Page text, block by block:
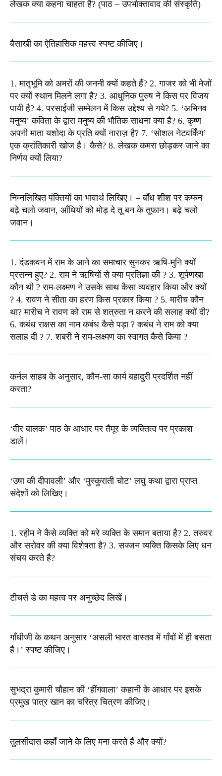
लेखक क्या कहना चाहता है? (पाठ – उपभोक्तावाद की संस्कृति)
बैसाखी का ऐतिहासिक महत्त्व स्पष्ट कीजिए।​
1. मातृभूमि को अमरों की जननी क्यों कहते हैं? 2. गाजर को भी मेजों
पर क्यों स्थान मिलने लगा है? 3. आधुनिक पुरुष ने किस पर विजय
पायी है? 4. परसाईजी सम्मेलन में किस उद्देश्य से गये? 5. ‘अभिनव
मनुष्य’ कविता के द्वारा मनुष्य की भौतिक साधना क्या है? 6. कृष्ण
अपनी माता यशोदा के प्रति क्यों नाराज़ है? 7. ‘सोशल नेटवर्किंग’
एक क्रांतिकारी खोज है। कैसे? 8. लेखक कमरा छोड़कर जाने का
निर्णय क्यों लिया?​
निम्नलिखित पंक्तियों का भावार्थ लिखिए। – बाँध शीश पर कफन
बढ़े चलो जवान, आँधियों को मोड़ दे तू बन के तूफान। बढ़े चलो
जवान। ​
1. दंडकवन में राम के आने का समाचार सुनकर ऋषि-मुनि क्यों
प्रसन्न हुए? 2. राम ने ऋषियों से क्या प्रतिज्ञा की ? 3. शूर्पणखा
कौन थी ? राम-लक्ष्मण ने उसके साथ कैसा व्यवहार किया और क्यों
? 4. रावण ने सीता का हरण किस प्रकार किया ? 5. मारीच कौन
था? मारीच ने रावण को राम से शत्रुता न करने की सलाह क्यों दी?
6. कबंध राक्षस का नाम कबंध कैसे पड़ा ? कबंध ने राम को क्या
सलाह दी ? 7. शबरी ने राम-लक्ष्मण का स्वागत कैसे किया ?
कर्नल साहब के अनुसार, कौन-सा कार्य बहादुरी प्रदर्शित नहीं
करता?
‘वीर बालक’ पाठ के आधार पर तैमूर के व्यक्तित्व पर प्रकाश
डालें।
‘उषा की दीपावली’ और ‘मुस्कुराती चोट’ लघु कथा द्वारा प्राप्त
संदेशों को लिखिए।
1. रहीम ने कैसे व्यक्ति को मरे व्यक्ति के समान बताया है? 2. तरुवर
और सरोवर की क्या विशेषता है? 3. सज्जन व्यक्ति किसके लिए धन
संचय करते है?
टीचर्स डे का महत्व पर अनुच्छेद लिखें।
गाँधीजी के कथन अनुसार ‘असली भारत वास्तव में गाँवों में ही बसता
है।’ स्पष्ट कीजिए।
सुभद्रा कुमारी चौहान की ‘हींगवाला’ कहानी के आधार पर इसके
प्रमुख पात्र खान का चरित्र चित्रण कीजिए।
तुलसीदास कहाँ जाने के लिए मना करते हैं और क्यों?